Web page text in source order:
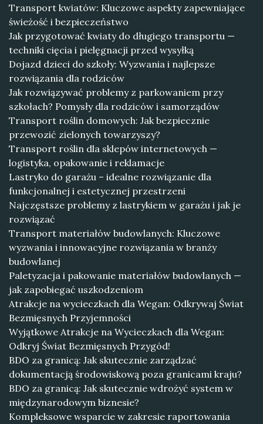
Transport kwiatów: Kluczowe aspekty zapewniające
świeżość i bezpieczeństwo
Jak przygotować kwiaty do długiego transportu —
techniki cięcia i pielęgnacji przed wysyłką
Dojazd dzieci do szkoły: Wyzwania i najlepsze
rozwiązania dla rodziców
Jak rozwiązywać problemy z parkowaniem przy
szkołach? Pomysły dla rodziców i samorządów
Transport roślin domowych: Jak bezpiecznie
przewozić zielonych towarzyszy?
Transport roślin dla sklepów internetowych —
logistyka, opakowanie i reklamacje
Lastryko do garażu – idealne rozwiązanie dla
funkcjonalnej i estetycznej przestrzeni
Najczęstsze problemy z lastrykiem w garażu i jak je
rozwiązać
Transport materiałów budowlanych: Kluczowe
wyzwania i innowacyjne rozwiązania w branży
budowlanej
Paletyzacja i pakowanie materiałów budowlanych —
jak zapobiegać uszkodzeniom
Atrakcje na wycieczkach dla Wegan: Odkrywaj Świat
Bezmięsnych Przyjemności
Wyjątkowe Atrakcje na Wycieczkach dla Wegan:
Odkryj Świat Bezmięsnych Przygód!
BDO za granicą: Jak skutecznie zarządzać
dokumentacją środowiskową poza granicami kraju?
BDO za granicą: Jak skutecznie wdrożyć system w
międzynarodowym biznesie?
Kompleksowe wsparcie w zakresie raportowania